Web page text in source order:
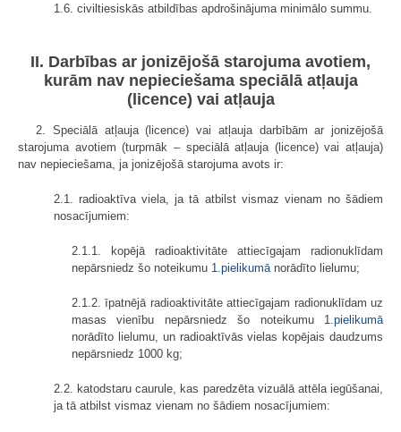
1.6. civiltiesiskās atbildības apdrošinājuma minimālo summu.
II. Darbības ar jonizējošā starojuma avotiem,
kurām nav nepieciešama speciālā atļauja
(licence) vai atļauja
2. Speciālā atļauja (licence) vai atļauja darbībām ar jonizējošā
starojuma avotiem (turpmāk – speciālā atļauja (licence) vai atļauja)
nav nepieciešama, ja jonizējošā starojuma avots ir:
2.1. radioaktīva viela, ja tā atbilst vismaz vienam no šādiem
nosacījumiem:
2.1.1. kopējā radioaktivitāte attiecīgajam radionuklīdam
nepārsniedz šo noteikumu 1.pielikumānorādīto lielumu;
2.1.2. īpatnējā radioaktivitāte attiecīgajam radionuklīdam uz
masas vienību nepārsniedz šo noteikumu 1.pielikumā
norādīto lielumu, un radioaktīvās vielas kopējais daudzums
nepārsniedz 1000 kg;
2.2. katodstaru caurule, kas paredzēta vizuālā attēla iegūšanai,
ja tā atbilst vismaz vienam no šādiem nosacījumiem: